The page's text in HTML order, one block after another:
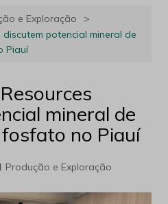
e Exploração
discutem potencial mineral de
Piauí
mineral de
no Piauí
Produção e Exploração